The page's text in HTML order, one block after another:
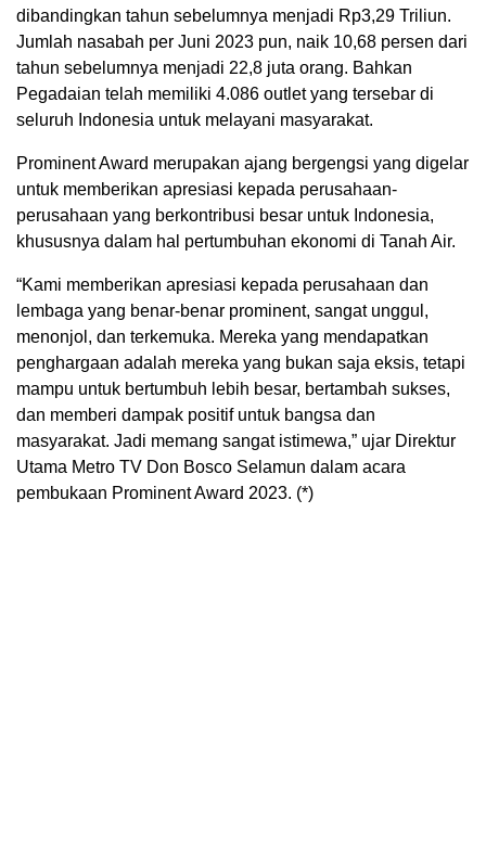
dibandingkan tahun sebelumnya menjadi Rp3,29 Triliun.
Jumlah nasabah per Juni 2023 pun, naik 10,68 persen dari
tahun sebelumnya menjadi 22,8 juta orang. Bahkan
Pegadaian telah memiliki 4.086 outlet yang tersebar di
seluruh Indonesia untuk melayani masyarakat.
Prominent Award merupakan ajang bergengsi yang digelar
untuk memberikan apresiasi kepada perusahaan-
perusahaan yang berkontribusi besar untuk Indonesia,
khususnya dalam hal pertumbuhan ekonomi di Tanah Air.
“Kami memberikan apresiasi kepada perusahaan dan
lembaga yang benar-benar prominent, sangat unggul,
menonjol, dan terkemuka. Mereka yang mendapatkan
penghargaan adalah mereka yang bukan saja eksis, tetapi
mampu untuk bertumbuh lebih besar, bertambah sukses,
dan memberi dampak positif untuk bangsa dan
masyarakat. Jadi memang sangat istimewa,” ujar Direktur
Utama Metro TV Don Bosco Selamun dalam acara
pembukaan Prominent Award 2023. (*)